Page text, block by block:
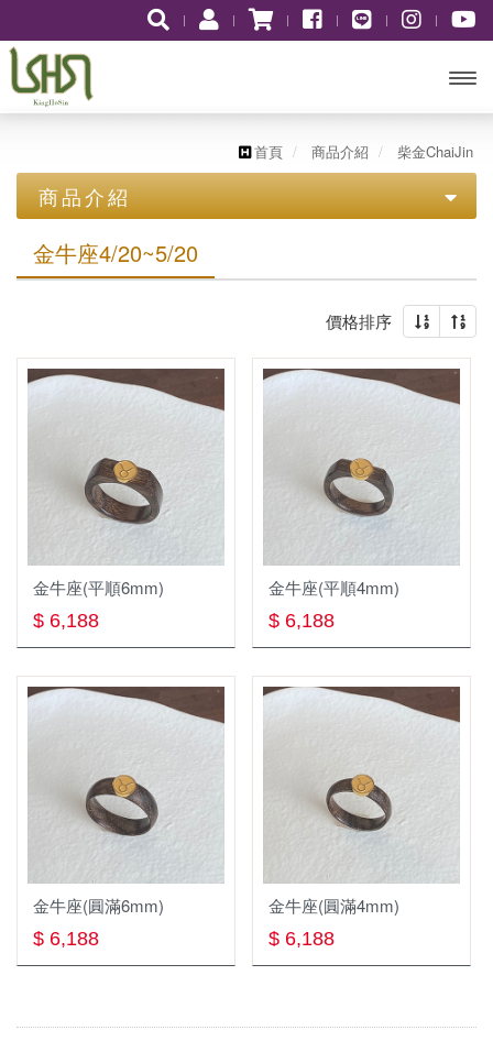
主選
首頁 商品介紹 柴金ChaiJin
商品介紹
歷史價格表
柴金ChaiJin
水瓶座1/20~2/18
白羊座3/21~4/19
金牛座4/20~5/20
雙子座5/21~6/21
巨蟹座6/22~7/22
獅子座7/23~8/22
處女座8/23~9/22
天蠍座10/24~11/22
射手座11/23~12/21
摩羯座12/22~1/19
柴金好運戒
黃金Gold
金牛座4/20~5/20
價格排序
金牛座(平順6mm)
$ 6,188
金牛座(平順4mm)
$ 6,188
金牛座(圓滿6mm)
$ 6,188
金牛座(圓滿4mm)
$ 6,188